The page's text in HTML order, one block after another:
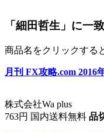
「細田哲生」に一
商品名をクリックする
月刊 FX攻略.com 2016
株式会社Wa plus
763円 国内送料無料 品